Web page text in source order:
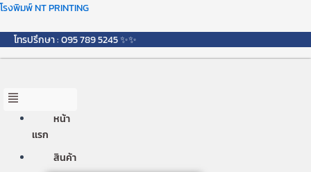
Skip
content
โรงพิมพ์ NT PRINTING
โทรปรึกษา : 095 789 5245 ✨✨
Menu
หน้า
เเรก
สินค้า